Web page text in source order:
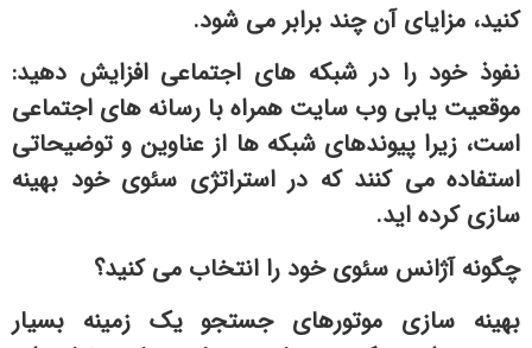
کنید، مزایای آن چند برابر می شود.
نفوذ خود را در شبکه های اجتماعی افزایش دهید:
موقعیت یابی وب سایت همراه با رسانه های اجتماعی
است، زیرا پیوندهای شبکه ها از عناوین و توضیحاتی
استفاده می کنند که در استراتژی سئوی خود بهینه
سازی کرده اید.
چگونه آژانس سئوی خود را انتخاب می کنید؟
بهینه سازی موتورهای جستجو یک زمینه بسیار